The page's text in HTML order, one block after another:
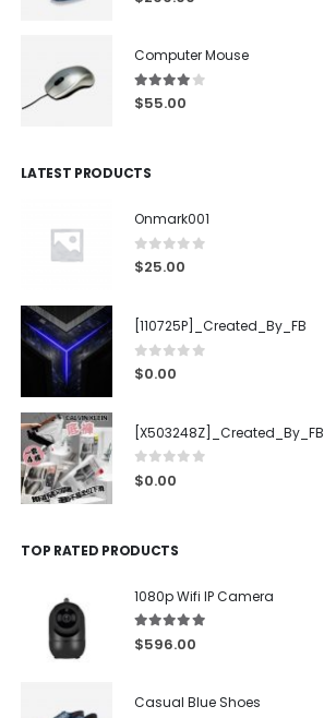
Computer Mouse
4.00out of 5
$55.00
LATEST PRODUCTS
Onmark001
0out of 5
$25.00
[110725P]_Created_By_FB
0out of 5
$0.00
[X503248Z]_Created_By_FB
0 out of 5
$0.00
TOP RATED PRODUCTS
1080p Wifi IP Camera
5.00out of 5
$596.00
Casual Blue Shoes